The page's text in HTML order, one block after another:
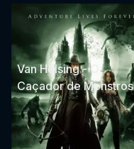
Van Helsing - O
Caçador de Monstros